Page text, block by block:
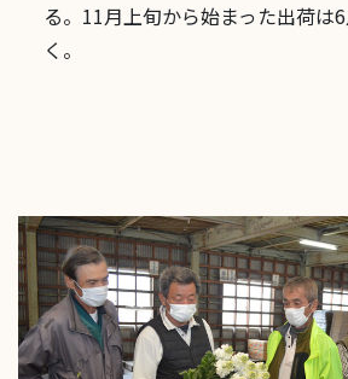
る。11月上旬から始まった出荷は
く。